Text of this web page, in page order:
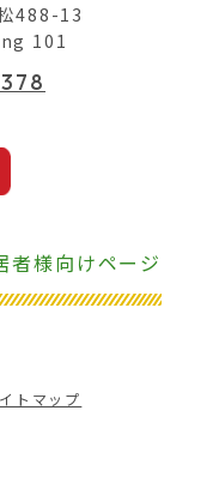
488-13
101
者様向けページ
トマップ